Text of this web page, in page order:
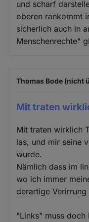
und scharf
oberen rankommt
sicherlich auch in
Menschenrechte"
Thomas Bode (nicht
Mit traten
Mit traten wirklich
las, und mir seine
wurde.
Nämlich dass im
wo ich immer
derartige
"Links" muss doch